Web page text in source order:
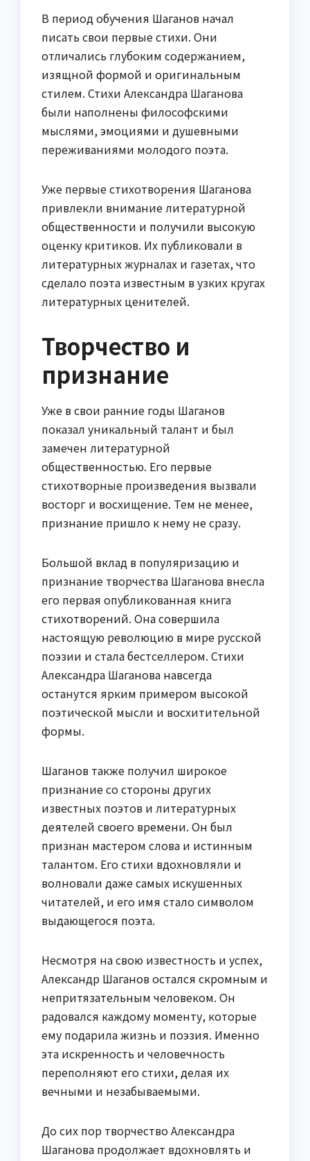
В период обучения Шаганов начал
писать свои первые стихи. Они
отличались глубоким содержанием,
изящной формой и оригинальным
стилем. Стихи Александра Шаганова
были наполнены философскими
мыслями, эмоциями и душевными
переживаниями молодого поэта.
Уже первые стихотворения Шаганова
привлекли внимание литературной
общественности и получили высокую
оценку критиков. Их публиковали в
литературных журналах и газетах, что
сделало поэта известным в узких кругах
литературных ценителей.
Творчество и
признание
Уже в свои ранние годы Шаганов
показал уникальный талант и был
замечен литературной
общественностью. Его первые
стихотворные произведения вызвали
восторг и восхищение. Тем не менее,
признание пришло к нему не сразу.
Большой вклад в популяризацию и
признание творчества Шаганова внесла
его первая опубликованная книга
стихотворений. Она совершила
настоящую революцию в мире русской
поэзии и стала бестселлером. Стихи
Александра Шаганова навсегда
останутся ярким примером высокой
поэтической мысли и восхитительной
формы.
Шаганов также получил широкое
признание со стороны других
известных поэтов и литературных
деятелей своего времени. Он был
признан мастером слова и истинным
талантом. Его стихи вдохновляли и
волновали даже самых искушенных
читателей, и его имя стало символом
выдающегося поэта.
Несмотря на свою известность и успех,
Александр Шаганов остался скромным и
непритязательным человеком. Он
радовался каждому моменту, которые
ему подарила жизнь и поэзия. Именно
эта искренность и человечность
переполняют его стихи, делая их
вечными и незабываемыми.
До сих пор творчество Александра
Шаганова продолжает вдохновлять и